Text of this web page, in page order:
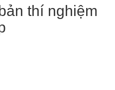
thí nghiệm